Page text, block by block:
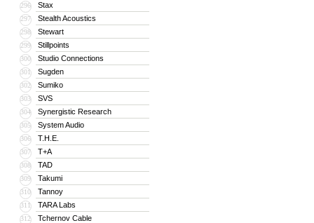
296 Stax
297 Stealth Acoustics
298 Stewart
299 Stillpoints
300 Studio Connections
301 Sugden
302 Sumiko
303 SVS
304 Synergistic Research
305 System Audio
306 T.H.E.
307 T+A
308 TAD
309 Takumi
310 Tannoy
311 TARA Labs
312 Tchernov Cable